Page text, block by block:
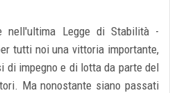
nell'ultima Legge di Stabilità -
tutti noi una vittoria importante,
di impegno e di lotta da parte del
Ma nonostante siano passati